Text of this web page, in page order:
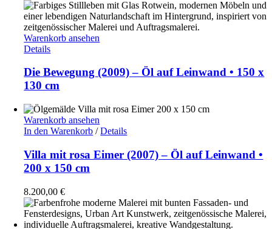
Warenkorb ansehen
Details
Die Bewegung (2009) – Öl auf Leinwand • 150 x
130 cm
Warenkorb ansehen
In den Warenkorb / Details
Villa mit rosa Eimer (2007) – Öl auf Leinwand •
200 x 150 cm
8.200,00€